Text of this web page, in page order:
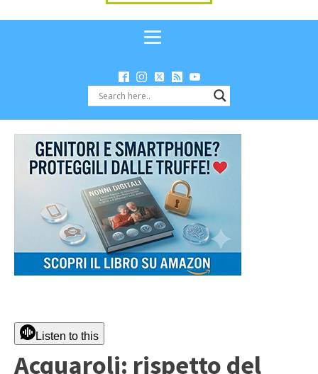
Listen to this
Acquaroli: rispetto del